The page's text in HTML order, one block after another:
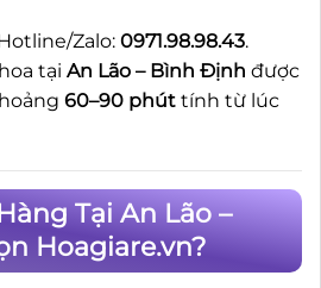
Zalo: 0971.98.98.43.
tại An Lão – Bình Định được
60–90 phút tính từ lúc
Tại An Lão –
Hoagiare.vn?